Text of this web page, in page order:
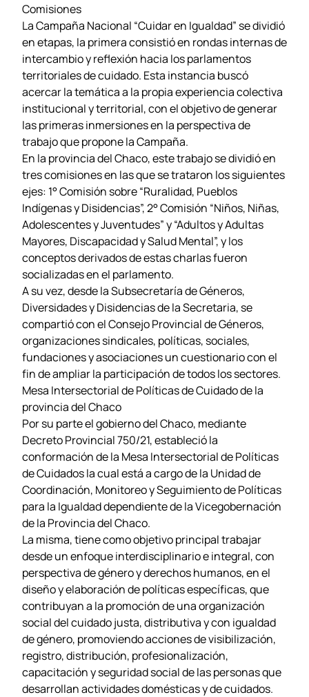
Comisiones
La Campaña Nacional “Cuidar en Igualdad” se dividió
en etapas, la primera consistió en rondas internas de
intercambio y reflexión hacia los parlamentos
territoriales de cuidado. Esta instancia buscó
acercar la temática a la propia experiencia colectiva
institucional y territorial, con el objetivo de generar
las primeras inmersiones en la perspectiva de
trabajo que propone la Campaña.
En la provincia del Chaco, este trabajo se dividió en
tres comisiones en las que se trataron los siguientes
ejes: 1° Comisión sobre “Ruralidad, Pueblos
Indígenas y Disidencias”, 2° Comisión “Niños, Niñas,
Adolescentes y Juventudes” y “Adultos y Adultas
Mayores, Discapacidad y Salud Mental”, y los
conceptos derivados de estas charlas fueron
socializadas en el parlamento.
A su vez, desde la Subsecretaría de Géneros,
Diversidades y Disidencias de la Secretaria, se
compartió con el Consejo Provincial de Géneros,
organizaciones sindicales, políticas, sociales,
fundaciones y asociaciones un cuestionario con el
fin de ampliar la participación de todos los sectores.
Mesa Intersectorial de Políticas de Cuidado de la
provincia del Chaco
Por su parte el gobierno del Chaco, mediante
Decreto Provincial 750/21, estableció la
conformación de la Mesa Intersectorial de Políticas
de Cuidados la cual está a cargo de la Unidad de
Coordinación, Monitoreo y Seguimiento de Políticas
para la Igualdad dependiente de la Vicegobernación
de la Provincia del Chaco.
La misma, tiene como objetivo principal trabajar
desde un enfoque interdisciplinario e integral, con
perspectiva de género y derechos humanos, en el
diseño y elaboración de políticas específicas, que
contribuyan a la promoción de una organización
social del cuidado justa, distributiva y con igualdad
de género, promoviendo acciones de visibilización,
registro, distribución, profesionalización,
capacitación y seguridad social de las personas que
desarrollan actividades domésticas y de cuidados.